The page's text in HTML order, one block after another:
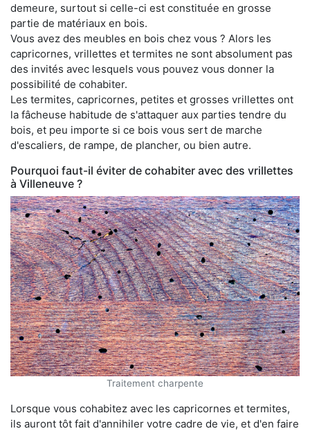
demeure, surtout si celle-ci est constituée en grosse
partie de matériaux en bois.
Vous avez des meubles en bois chez vous ? Alors les
capricornes, vrillettes et termites ne sont absolument pas
des invités avec lesquels vous pouvez vous donner la
possibilité de cohabiter.
Les termites, capricornes, petites et grosses vrillettes ont
la fâcheuse habitude de s'attaquer aux parties tendre du
bois, et peu importe si ce bois vous sert de marche
d'escaliers, de rampe, de plancher, ou bien autre.
Pourquoi faut-il éviter de cohabiter avec des vrillettes
à Villeneuve ?
Traitement charpente
Lorsque vous cohabitez avec les capricornes et termites,
ils auront tôt fait d'annihiler votre cadre de vie, et d'en faire